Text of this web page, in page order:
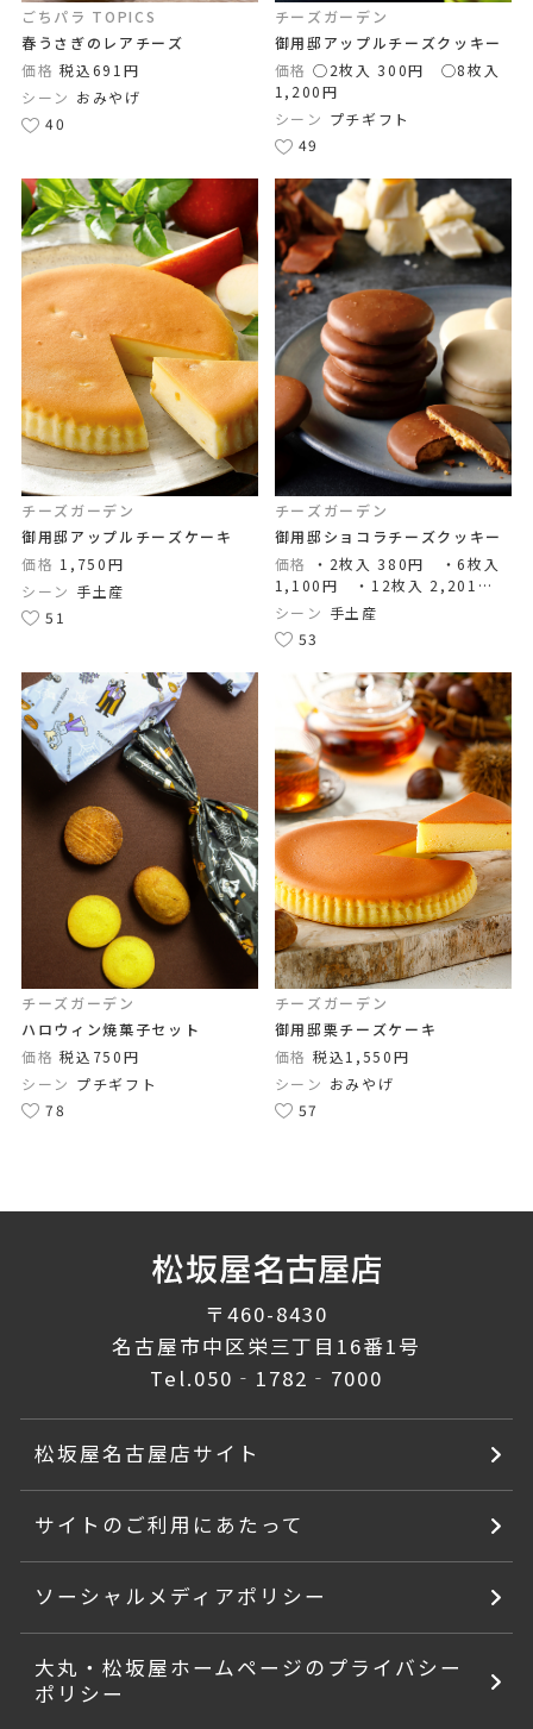
ごちパラ TOPICS
春うさぎのレアチーズ
価格 税込691円
シーン おみやげ
40
チーズガーデン
御用邸アップルチーズクッキー
価格 ◯2枚入 300円 ◯8枚入
1,200円
シーン プチギフト
49
チーズガーデン
御用邸アップルチーズケーキ
価格 1,750円
シーン 手土産
51
チーズガーデン
御用邸ショコラチーズクッキー
価格
・2枚入 380円 ・6枚入
1,100円 ・12枚入 2,201
円 ・18枚入 3,300円
シーン 手土産
53
チーズガーデン
ハロウィン焼菓子セット
価格 税込750円
シーン プチギフト
78
チーズガーデン
御用邸栗チーズケーキ
価格 税込1,550円
シーン おみやげ
57
〒460-8430
名古屋市中区栄三丁目16番1号
Tel.050‐1782‐7000
松坂屋名古屋店サイト
サイトのご利用にあたって
ソーシャルメディアポリシー
大丸・松坂屋ホームページのプライバシー
ポリシー